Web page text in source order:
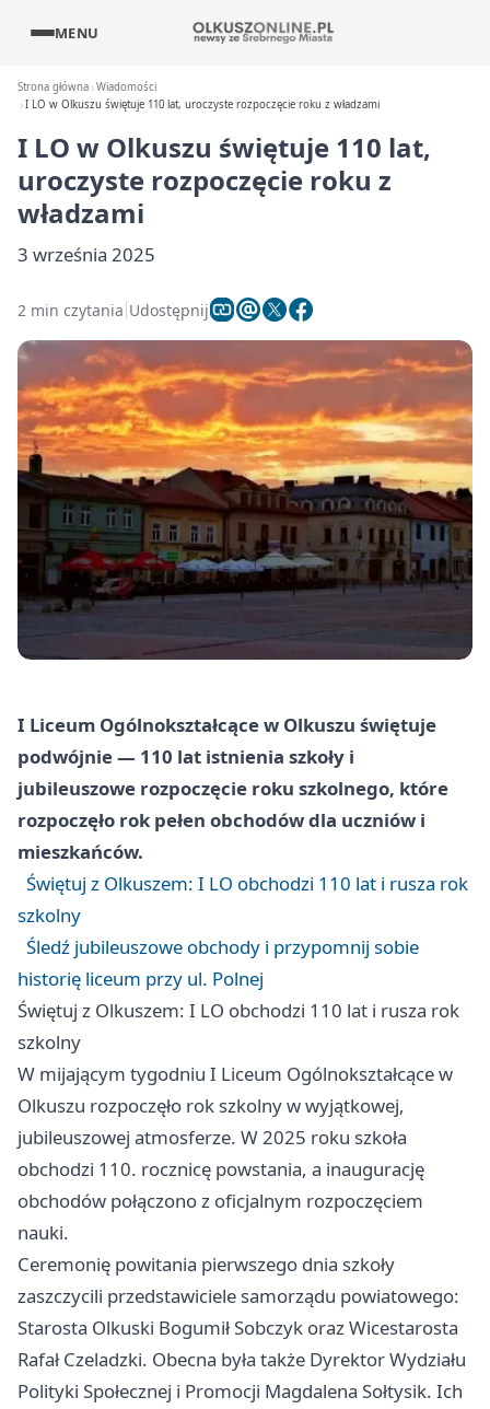
MENU
Strona główna Wiadomości
I LO w Olkuszu świętuje 110 lat, uroczyste rozpoczęcie roku z władzami
I LO w Olkuszu świętuje 110 lat,
uroczyste rozpoczęcie roku z
władzami
3 września 2025
2 min czytania Udostępnij
I Liceum Ogólnokształcące w Olkuszu świętuje
podwójnie — 110 lat istnienia szkoły i
jubileuszowe rozpoczęcie roku szkolnego, które
rozpoczęło rok pełen obchodów dla uczniów i
mieszkańców.
Świętuj z Olkuszem: I LO obchodzi 110 lat i rusza rok
szkolny
Śledź jubileuszowe obchody i przypomnij sobie
historię liceum przy ul. Polnej
Świętuj z Olkuszem: I LO obchodzi 110 lat i rusza rok
szkolny
W mijającym tygodniu I Liceum Ogólnokształcące w
Olkuszu rozpoczęło rok szkolny w wyjątkowej,
jubileuszowej atmosferze. W 2025 roku szkoła
obchodzi 110. rocznicę powstania, a inaugurację
obchodów połączono z oficjalnym rozpoczęciem
nauki.
Ceremonię powitania pierwszego dnia szkoły
zaszczycili przedstawiciele samorządu powiatowego:
Starosta Olkuski Bogumił Sobczyk oraz Wicestarosta
Rafał Czeladzki. Obecna była także Dyrektor Wydziału
Polityki Społecznej i Promocji Magdalena Sołtysik. Ich